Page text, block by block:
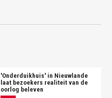
'Onderduikhuis' in Nieuwlande
laat bezoekers realiteit van de
oorlog beleven